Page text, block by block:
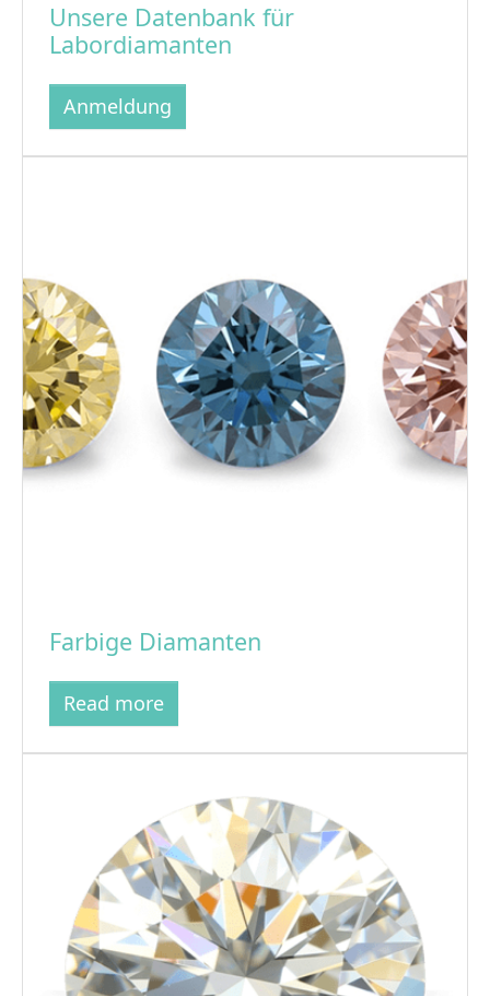
Unsere Datenbank für
Labordiamanten
Anmeldung
Farbige Diamanten
Read more